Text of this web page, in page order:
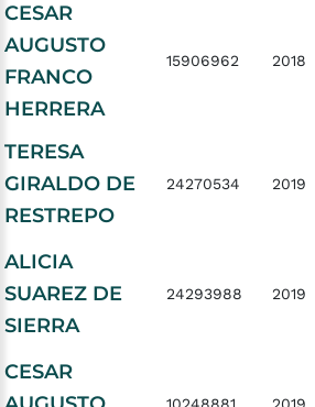
CESAR
AUGUSTO
FRANCO
HERRERA
15906962 2018
TERESA
GIRALDO DE
RESTREPO
24270534 2019
ALICIA
SUAREZ DE
SIERRA
24293988 2019
CESAR